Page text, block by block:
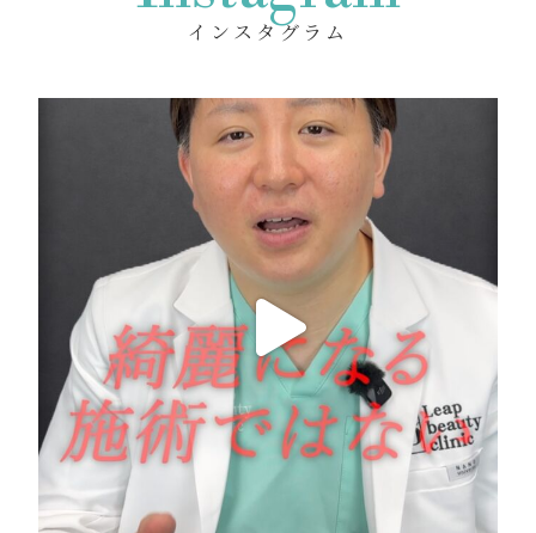
インスタグラム